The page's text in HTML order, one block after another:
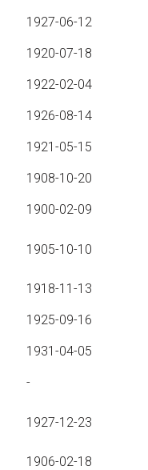
1927-06-12
1920-07-18
1922-02-04
1926-08-14
1921-05-15
1908-10-20
1900-02-09
1905-10-10
1918-11-13
1925-09-16
1931-04-05
-
1927-12-23
1906-02-18